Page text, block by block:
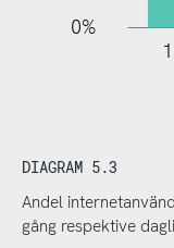
0%
DIAGRAM 5.3
Andel
gång respektive